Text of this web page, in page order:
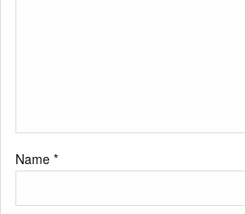
Name *